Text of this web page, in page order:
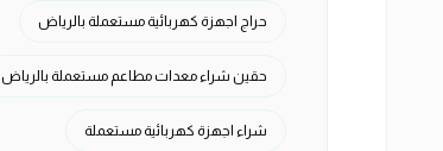
حراج اجهزة كهربائية مستعملة بالرياض
حقين شراء معدات مطاعم مستعملة بالرياض
شراء اجهزة كهربائية مستعملة